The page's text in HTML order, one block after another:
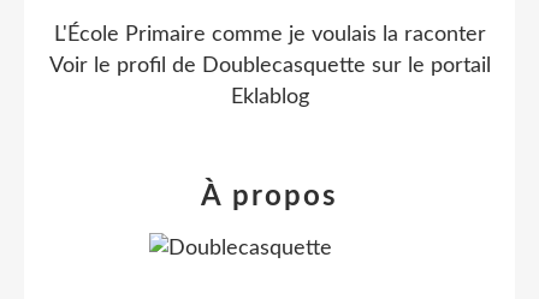
L'École Primaire comme je voulais la raconter
Voir le profil de Doublecasquette sur le portail
Eklablog
À propos